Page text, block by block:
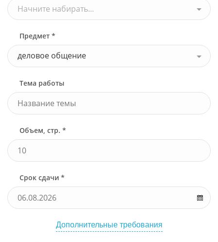
Начните набирать...
Предмет *
деловое общение
Тема работы
Объем, стр. *
Срок сдачи *
Дополнительные требования